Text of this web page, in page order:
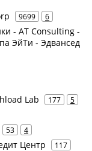
9699 6
- AT Consulting -
ЭйТи - Эдвансед
Lab 177 5
53 4
Центр
117